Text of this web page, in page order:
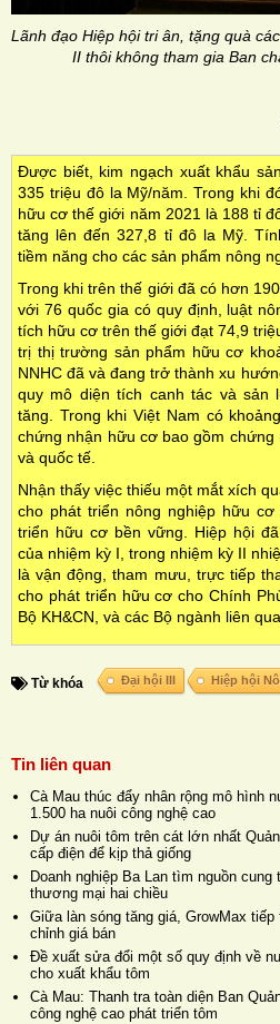
Lãnh đạo Hiệp hội tri ân, tặng quà
II thôi không tham gia Ban
Được biết, kim ngạch xuất khẩu
335 triệu đô la Mỹ/năm. Trong khi
hữu cơ thế giới năm 2021 là 188 tỉ
tăng lên đến 327,8 tỉ đô la Mỹ.
tiềm năng cho các sản phẩm nông
Trong khi trên thế giới đã có hơn
với 76 quốc gia có quy định, luật
tích hữu cơ trên thế giới đạt 74,9
trị thị trường sản phẩm hữu cơ
NNHC đã và đang trở thành xu
quy mô diện tích canh tác và sản
tăng. Trong khi Việt Nam có
chứng nhận hữu cơ bao gồm chứng
và quốc tế.
Nhận thấy việc thiếu một mắt xích
cho phát triển nông nghiệp hữu
triển hữu cơ bền vững. Hiệp hội
của nhiệm kỳ I, trong nhiệm kỳ II
là vận động, tham mưu, trực tiếp
cho phát triển hữu cơ cho Chính
Bộ KH&CN, và các Bộ ngành liên
Từ khóa Đại hội III Hiệp hội
Tin liên quan
Cà Mau thúc đẩy nhân rộng mô hình
1.500 ha nuôi công nghệ cao
Dự án nuôi tôm trên cát lớn nhất
cấp điện để kịp thả giống
Doanh nghiệp Ba Lan tìm nguồn
thương mại hai chiều
Giữa làn sóng tăng giá, GrowMax
chỉnh giá bán
Đề xuất sửa đổi một số quy định về
cho xuất khẩu tôm
Cà Mau: Thanh tra toàn diện Ban
công nghệ cao phát triển tôm